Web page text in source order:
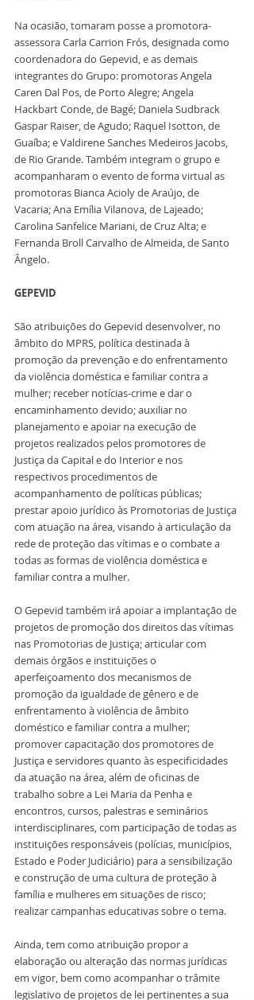
Na ocasião, tomaram posse a promotora-
assessora Carla Carrion Frós, designada como
coordenadora do Gepevid, e as demais
integrantes do Grupo: promotoras Angela
Caren Dal Pos, de Porto Alegre; Angela
Hackbart Conde, de Bagé; Daniela Sudbrack
Gaspar Raiser, de Agudo; Raquel Isotton, de
Guaíba; e Valdirene Sanches Medeiros Jacobs,
de Rio Grande. Também integram o grupo e
acompanharam o evento de forma virtual as
promotoras Bianca Acioly de Araújo, de
Vacaria; Ana Emília Vilanova, de Lajeado;
Carolina Sanfelice Mariani, de Cruz Alta; e
Fernanda Broll Carvalho de Almeida, de Santo
Ângelo.
GEPEVID
São atribuições do Gepevid desenvolver, no
âmbito do MPRS, política destinada à
promoção da prevenção e do enfrentamento
da violência doméstica e familiar contra a
mulher; receber notícias-crime e dar o
encaminhamento devido; auxiliar no
planejamento e apoiar na execução de
projetos realizados pelos promotores de
Justiça da Capital e do Interior e nos
respectivos procedimentos de
acompanhamento de políticas públicas;
prestar apoio jurídico às Promotorias de Justiça
com atuação na área, visando à articulação da
rede de proteção das vítimas e o combate a
todas as formas de violência doméstica e
familiar contra a mulher.
O Gepevid também irá apoiar a implantação de
projetos de promoção dos direitos das vítimas
nas Promotorias de Justiça; articular com
demais órgãos e instituições o
aperfeiçoamento dos mecanismos de
promoção da igualdade de gênero e de
enfrentamento à violência de âmbito
doméstico e familiar contra a mulher;
promover capacitação dos promotores de
Justiça e servidores quanto às especificidades
da atuação na área, além de oficinas de
trabalho sobre a Lei Maria da Penha e
encontros, cursos, palestras e seminários
interdisciplinares, com participação de todas as
instituições responsáveis (polícias, municípios,
Estado e Poder Judiciário) para a sensibilização
e construção de uma cultura de proteção à
família e mulheres em situações de risco;
realizar campanhas educativas sobre o tema.
Ainda, tem como atribuição propor a
elaboração ou alteração das normas jurídicas
em vigor, bem como acompanhar o trâmite
legislativo de projetos de lei pertinentes a sua